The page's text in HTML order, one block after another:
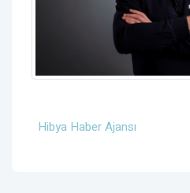
Hibya Haber Ajansı